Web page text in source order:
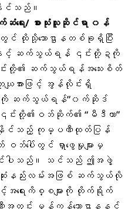
သည်။
ေး/ စားသုံးသူဆိုင်ရာ ၀န်
င် ထိုသို့သောဌာနတစ်ခုရှိပြီး
နှင့် ဆက်သွယ်ရန် ၎င်းတို့ဍကို
၎င်းတို့၏ ဆက်သွယ်ရန်အသေးစိတ်
ယျအားဖြင့် အွန်လိုင်းရှိ
ကို ဆက်သွယ်ရန်”၀က်ဆိုဒ်
င်းတို့၏ဝဘ်ဆိုက်၏ “မီဒီယာ”
င်သည့် ကုမ္ပဏီထုတ်ပြန်
ပေါ်တွင် ရှာဖွေမှုများမှ
ပါသည်။ သင်သည် ဤအဖွဲ့
းနည်းလမ်းအဖြစ် ဆက်သွယ်လို
ရေးကိစ္စများကို တိုက်ရိုက်
ဏီအတွင်း မှန်ကန်သောဌာနနှင့်